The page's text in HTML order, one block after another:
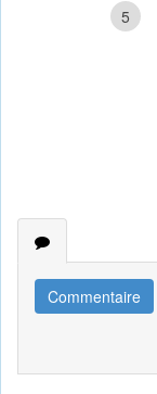
5
Commentaire